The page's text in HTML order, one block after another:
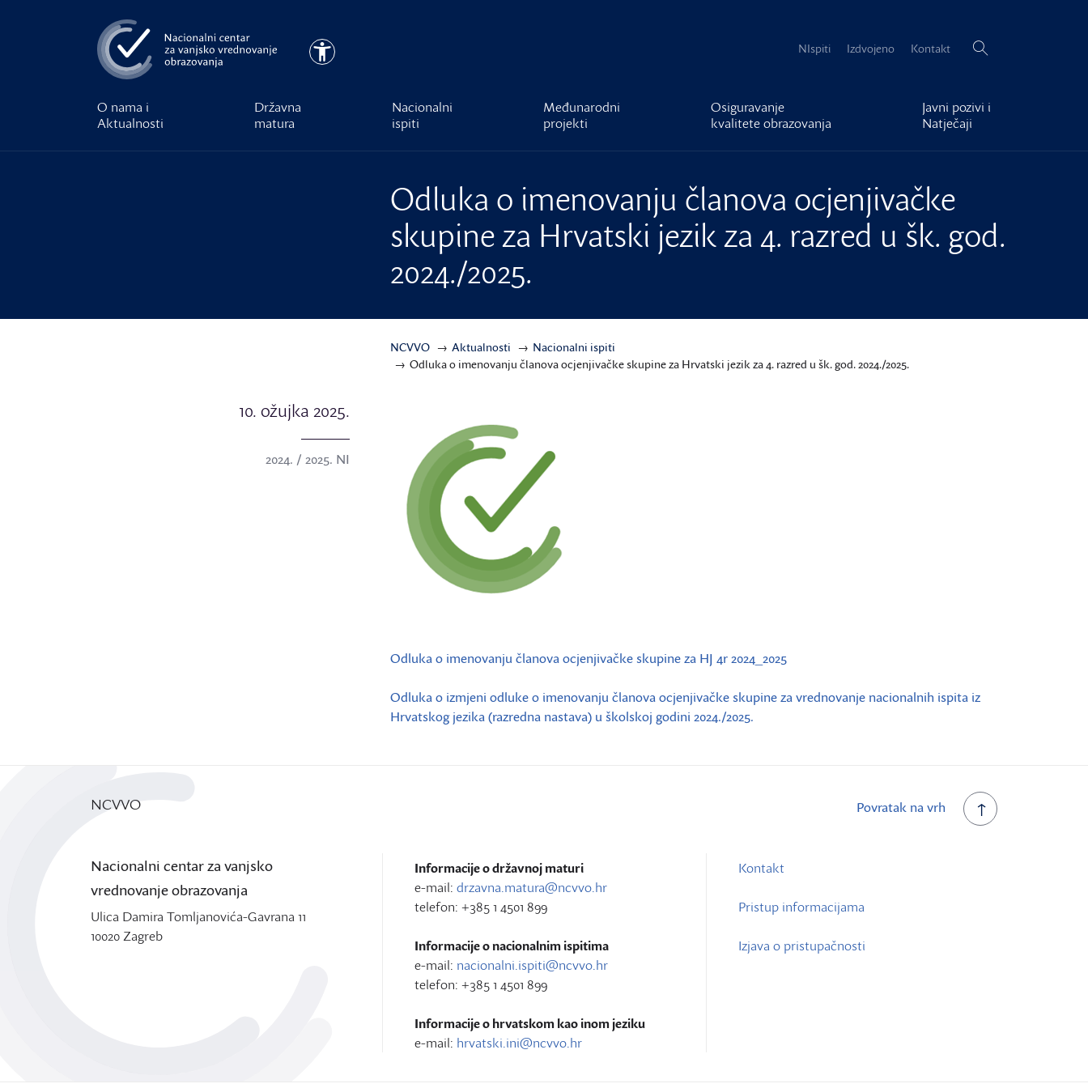
Pristupačnost NIspiti Izdvojeno Kontakt Pretraži:
O nama i
Aktualnosti
Državna
matura
Nacionalni
ispiti
Međunarodni
projekti
Osiguravanje
kvalitete obrazovanja
Javni pozivi i
Natječaji
Odluka o imenovanju članova ocjenjivačke
skupine za Hrvatski jezik za 4. razred u šk. god.
2024./2025.
NCVVO Aktualnosti
Nacionalni ispiti
Odluka o imenovanju članova ocjenjivačke skupine za Hrvatski jezik za 4. razred u šk. god. 2024./2025.
10. ožujka 2025.
2024. / 2025. NI
Odluka o imenovanju članova ocjenjivačke skupine za HJ 4r 2024_2025
Odluka o izmjeni odluke o imenovanju članova ocjenjivačke skupine za vrednovanje nacionalnih ispita iz
Hrvatskog jezika (razredna nastava) u školskoj godini 2024./2025.
Povratak na vrh
NCVVO
Nacionalni centar za vanjsko
vrednovanje obrazovanja
Ulica Damira Tomljanovića-Gavrana 11
10020 Zagreb
Informacije o državnoj maturi
e-mail: drzavna.matura@ncvvo.hr
telefon: +385 1 4501 899
Informacije o nacionalnim ispitima
e-mail: nacionalni.ispiti@ncvvo.hr
telefon: +385 1 4501 899
Informacije o hrvatskom kao inom jeziku
e-mail: hrvatski.ini@ncvvo.hr
Kontakt
Pristup informacijama
Izjava o pristupačnosti